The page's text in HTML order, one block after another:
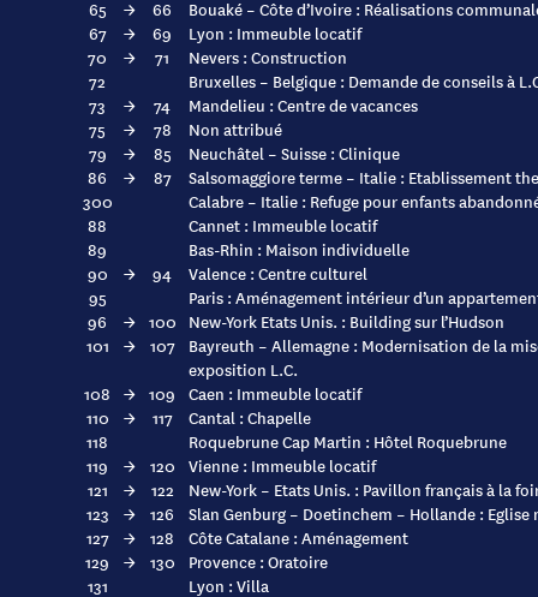
65
→ 66
Bouaké – Côte d’Ivoire : Réalisations
67
→ 69
Lyon : Immeuble locatif
70
→ 71
Nevers : Construction
72
Bruxelles – Belgique : Demande de conseils à
73
→ 74
Mandelieu : Centre de vacances
75
→ 78
Non attribué
79
→ 85
Neuchâtel – Suisse : Clinique
86
→ 87
Salsomaggiore terme – Italie : Etablissement
300
Calabre – Italie : Refuge pour enfants
88
Cannet : Immeuble locatif
89
Bas-Rhin : Maison individuelle
90
→ 94
Valence : Centre culturel
95
Paris : Aménagement intérieur d’un
96
→ 100 New-York Etats Unis. : Building sur l’Hudson
101
→ 107
Bayreuth – Allemagne : Modernisation de la
exposition L.C.
108 → 109 Caen : Immeuble locatif
110
→ 117
Cantal : Chapelle
118
Roquebrune Cap Martin : Hôtel Roquebrune
119
→ 120 Vienne : Immeuble locatif
121
→ 122
New-York – Etats Unis. : Pavillon français à la
123
→ 126
Slan Genburg – Doetinchem – Hollande :
127
→ 128
Côte Catalane : Aménagement
129
→ 130
Provence : Oratoire
131
Lyon : Villa